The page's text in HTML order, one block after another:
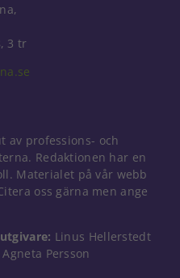
3 tr
av professions- och
Redaktionen har en
Materialet på vår webb
oss gärna men ange
Linus Hellerstedt
Agneta Persson